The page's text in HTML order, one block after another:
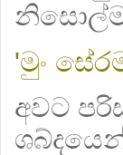
'මුං
අවට